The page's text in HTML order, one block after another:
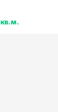
кв.м.